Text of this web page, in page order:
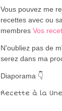
Vous pouvez me
recettes avec ou
membres Vos
N'oubliez pas de
serez dans ma
Diaporama 👇
Recette à la